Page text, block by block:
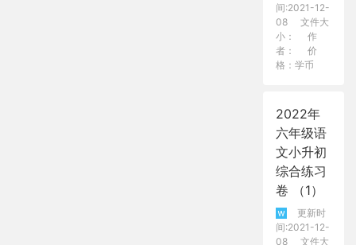
间:2021-12-
08
文件大
小：
作
者：
价
格：学币
2022年
六年级语
文小升初
综合练习
卷 （1）
更新时
间:2021-12-
08
文件大